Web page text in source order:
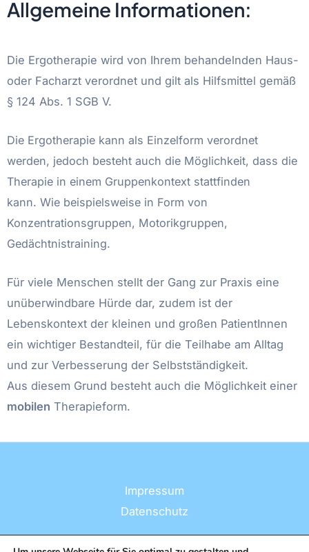
Allgemeine Informationen:
Die Ergotherapie wird von Ihrem behandelnden Haus-
oder Facharzt verordnet und gilt als Hilfsmittel gemäß
§ 124 Abs. 1 SGB V.
Die Ergotherapie kann als Einzelform verordnet
werden, jedoch besteht auch die Möglichkeit, dass die
Therapie in einem Gruppenkontext stattfinden
kann. Wie beispielsweise in Form von
Konzentrationsgruppen, Motorikgruppen,
Gedächtnistraining.
Für viele Menschen stellt der Gang zur Praxis eine
unüberwindbare Hürde dar, zudem ist der
Lebenskontext der kleinen und großen PatientInnen
ein wichtiger Bestandteil, für die Teilhabe am Alltag
und zur Verbesserung der Selbstständigkeit.
Aus diesem Grund besteht auch die Möglichkeit einer
mobilen Therapieform.
Impressum
Datenschutz